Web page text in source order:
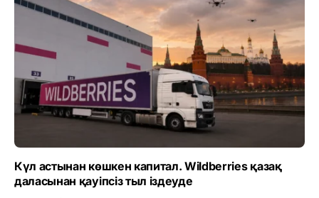
Күл астынан көшкен капитал. Wildberries қазақ
даласынан қауіпсіз тыл іздеуде